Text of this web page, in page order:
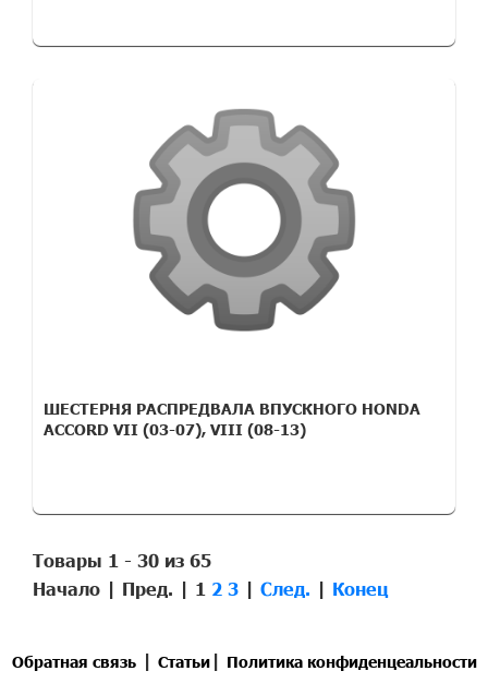
ШЕСТЕРНЯ РАСПРЕДВАЛА ВПУСКНОГО HONDA
ACCORD VII (03-07), VIII (08-13)
Товары 1 - 30 из 65
Начало | Пред. | 1 2 3 | След. | Конец
Обратная связь| Статьи| Политика конфиденцеальности